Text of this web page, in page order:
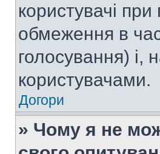
користувачі
обмеження в
голосування) і,
користувачами.
Догори
» Чому я не